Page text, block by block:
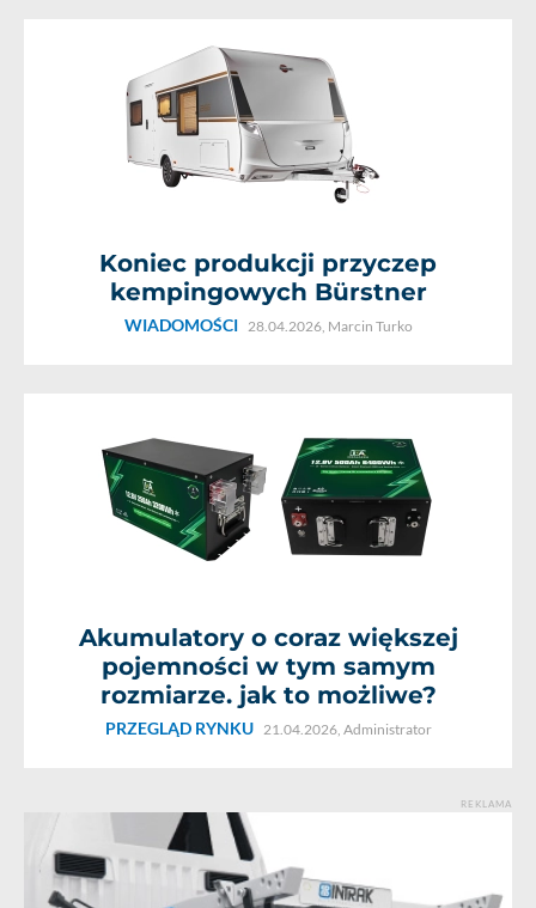
Koniec produkcji przyczep
kempingowych Bürstner
WIADOMOŚCI 28.04.2026, Marcin Turko
Akumulatory o coraz większej
pojemności w tym samym
rozmiarze. jak to możliwe?
PRZEGLĄD RYNKU 21.04.2026, Administrator
REKLAMA